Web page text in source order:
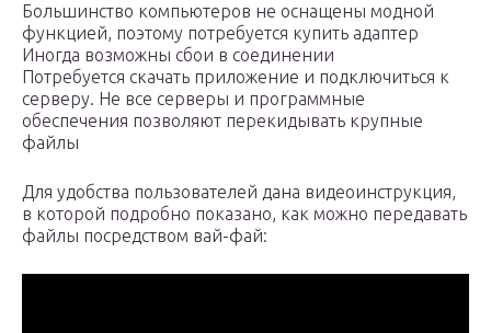
Большинство компьютеров не оснащены модной
функцией, поэтому потребуется купить адаптер
Иногда возможны сбои в соединении
Потребуется скачать приложение и подключиться к
серверу. Не все серверы и программные
обеспечения позволяют перекидывать крупные
файлы
Для удобства пользователей дана видеоинструкция,
в которой подробно показано, как можно передавать
файлы посредством вай-фай: